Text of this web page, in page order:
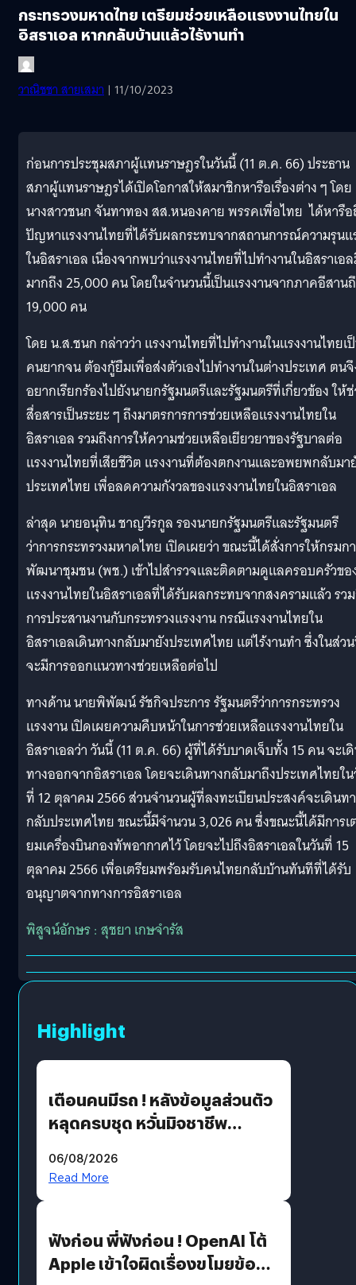
กระทรวงมหาดไทย เตรียมช่วยเหลือแรงงานไทยใน
อิสราเอล หากกลับบ้านแล้วไร้งานทำ
วาณิชชา สายเสมา | 11/10/2023
ก่อนการประชุมสภาผู้แทนราษฎรในวันนี้ (11 ต.ค. 66) ประธาน
สภาผู้แทนราษฎรได้เปิดโอกาสให้สมาชิกหารือเรื่องต่าง ๆ โดย
นางสาวชนก จันทาทอง สส.หนองคาย พรรคเพื่อไทย ได้หารื
ปัญหาแรงงานไทยที่ได้รับผลกระทบจากสถานการณ์ความรุนแ
ในอิสราเอล เนื่องจากพบว่าแรงงานไทยที่ไปทำงานในอิสราเอ
มากถึง 25,000 คน โดยในจำนวนนี้เป็นแรงงานจากภาคอีสาน
19,000 คน
โดย น.ส.ชนก กล่าวว่า แรงงานไทยที่ไปทำงานในแรงงานไทยเ
คนยากจน ต้องกู้ยืมเพื่อส่งตัวเองไปทำงานในต่างประเทศ ตน
อยากเรียกร้องไปยังนายกรัฐมนตรีและรัฐมนตรีที่เกี่ยวข้อง ให้
สื่อสารเป็นระยะ ๆ ถึงมาตรการการช่วยเหลือแรงงานไทยใน
อิสราเอล รวมถึงการให้ความช่วยเหลือเยียวยาของรัฐบาลต่อ
แรงงานไทยที่เสียชีวิต แรงงานที่ต้องตกงานและอพยพกลับมา
ประเทศไทย เพื่อลดความกังวลของแรงงานไทยในอิสราเอล
ล่าสุด นายอนุทิน ชาญวีรกูล รองนายกรัฐมนตรีและรัฐมนตรี
ว่าการกระทรวงมหาดไทย เปิดเผยว่า ขณะนี้ได้สั่งการให้กรมก
พัฒนาชุมชน (พช.) เข้าไปสำรวจและติดตามดูแลครอบครัวขอ
แรงงานไทยในอิสราเอลที่ได้รับผลกระทบจากสงครามแล้ว รว
การประสานงานกับกระทรวงแรงงาน กรณีแรงงานไทยใน
อิสราเอลเดินทางกลับมายังประเทศไทย แต่ไร้งานทำ ซึ่งในส่ว
จะมีการออกแนวทางช่วยเหลือต่อไป
ทางด้าน นายพิพัฒน์ รัชกิจประการ รัฐมนตรีว่าการกระทรวง
แรงงาน เปิดเผยความคืบหน้าในการช่วยเหลือแรงงานไทยใน
อิสราเอลว่า วันนี้ (11 ต.ค. 66) ผู้ที่ได้รับบาดเจ็บทั้ง 15 คน จะเ
ทางออกจากอิสราเอล โดยจะเดินทางกลับมาถึงประเทศไทยใ
ที่ 12 ตุลาคม 2566 ส่วนจำนวนผู้ที่ลงทะเบียนประสงค์จะเดินท
กลับประเทศไทย ขณะนี้มีจำนวน 3,026 คน ซึ่งขณะนี้ได้มีการเ
ยมเครื่องบินกองทัพอากาศไว้ โดยจะไปถึงอิสราเอลในวันที่ 15
ตุลาคม 2566 เพื่อเตรียมพร้อมรับคนไทยกลับบ้านทันทีที่ได้รับ
อนุญาตจากทางการอิสราเอล
พิสูจน์อักษร : สุชยา เกษจำรัส
Highlight
เตือนคนมีรถ ! หลังข้อมูลส่วนตัว
หลุดครบชุด หวั่นมิจชาชีพ
รหัสผ่านหลุด ไม่ใช่แฮ็กเกอร์
06/08/2026
Read More
ฟังก่อน พี่ฟังก่อน ! OpenAI โต้
Apple เข้าใจผิดเรื่องขโมยข้อมูล